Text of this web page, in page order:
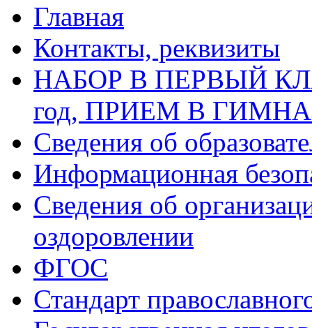
Главная
Контакты, реквизиты
НАБОР В ПЕРВЫЙ
год, ПРИЕМ В
Сведения об
Информационная
Сведения об
оздоровлении
ФГОС
Стандарт